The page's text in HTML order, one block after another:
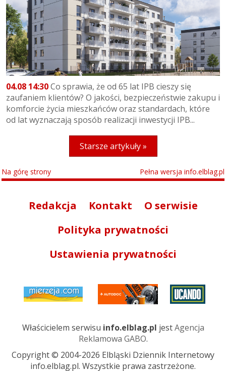
04.08 14:30Co sprawia, że od 65 lat IPB cieszy się
zaufaniem klientów? O jakości, bezpieczeństwie zakupu i
komforcie życia mieszkańców oraz standardach, które
od lat wyznaczają sposób realizacji inwestycji IPB...
Starsze artykuły »
Na górę strony Pełna wersja info.elblag.pl
Redakcja Kontakt
O serwisie
Polityka prywatności
Ustawienia prywatności
Właścicielem serwisu info.elblag.pl jestAgencja
Reklamowa GABO.
Copyright © 2004-2026 Elbląski Dziennik Internetowy
info.elblag.pl. Wszystkie prawa zastrzeżone.